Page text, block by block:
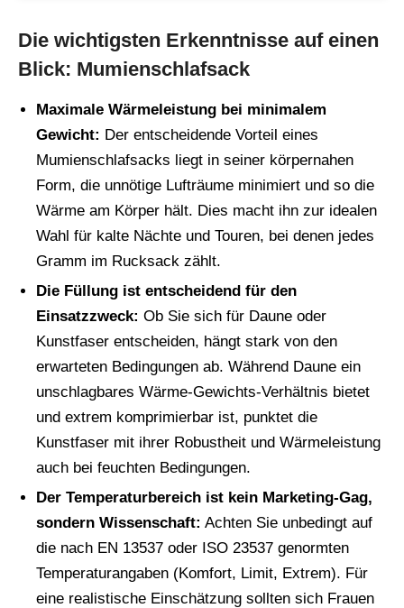
Die wichtigsten Erkenntnisse auf einen
Blick: Mumienschlafsack
Maximale Wärmeleistung bei minimalem
Gewicht: Der entscheidende Vorteil eines
Mumienschlafsacks liegt in seiner körpernahen
Form, die unnötige Lufträume minimiert und so die
Wärme am Körper hält. Dies macht ihn zur idealen
Wahl für kalte Nächte und Touren, bei denen jedes
Gramm im Rucksack zählt.
Die Füllung ist entscheidend für den
Einsatzzweck: Ob Sie sich für Daune oder
Kunstfaser entscheiden, hängt stark von den
erwarteten Bedingungen ab. Während Daune ein
unschlagbares Wärme-Gewichts-Verhältnis bietet
und extrem komprimierbar ist, punktet die
Kunstfaser mit ihrer Robustheit und Wärmeleistung
auch bei feuchten Bedingungen.
Der Temperaturbereich ist kein Marketing-Gag,
sondern Wissenschaft: Achten Sie unbedingt auf
die nach EN 13537 oder ISO 23537 genormten
Temperaturangaben (Komfort, Limit, Extrem). Für
eine realistische Einschätzung sollten sich Frauen